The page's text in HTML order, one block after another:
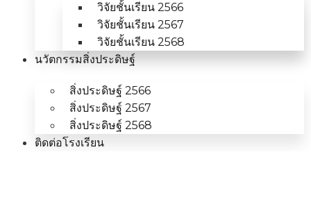
วิจัยชั้นเรียน 2566
วิจัยชั้นเรียน 2567
วิจัยชั้นเรียน 2568
นวัตกรรมสิ่งประดิษฐ์
สิ่งประดิษฐ์ 2566
สิ่งประดิษฐ์ 2567
สิ่งประดิษฐ์ 2568
ติดต่อโรงเรียน